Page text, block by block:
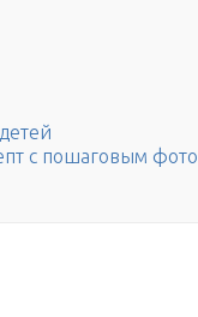
с пошаговым фото